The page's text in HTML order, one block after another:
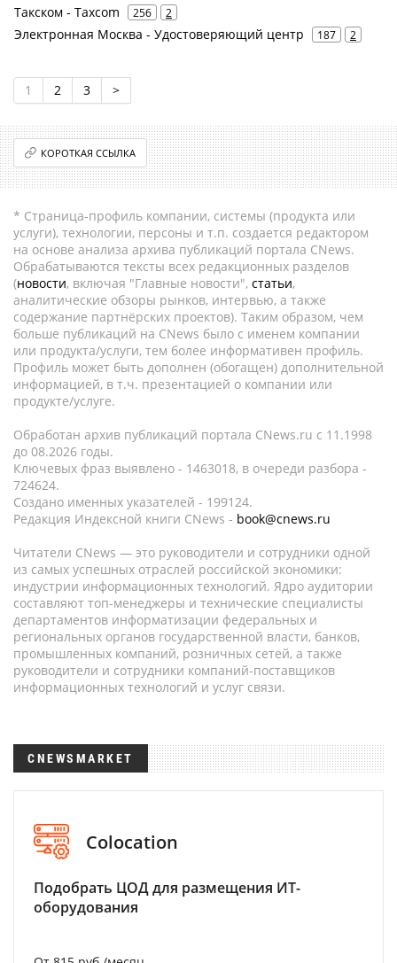
Такском - Taxcom 256 2
Электронная Москва - Удостоверяющий центр 187 2
1 2 3 >
КОРОТКАЯ ССЫЛКА
* Страница-профиль компании, системы (продукта или
услуги), технологии, персоны и т.п. создается редактором
на основе анализа архива публикаций портала CNews.
Обрабатываются тексты всех редакционных разделов
(новости, включая "Главные новости", статьи,
аналитические обзоры рынков, интервью, а также
содержание партнёрских проектов). Таким образом, чем
больше публикаций на CNews было с именем компании
или продукта/услуги, тем более информативен профиль.
Профиль может быть дополнен (обогащен) дополнительной
информацией, в т.ч. презентацией о компании или
продукте/услуге.
Обработан архив публикаций портала CNews.ru c 11.1998
до 08.2026 годы.
Ключевых фраз выявлено - 1463018, в очереди разбора -
724624.
Создано именных указателей - 199124.
Редакция Индексной книги CNews - book@cnews.ru
Читатели CNews — это руководители и сотрудники одной
из самых успешных отраслей российской экономики:
индустрии информационных технологий. Ядро аудитории
составляют топ-менеджеры и технические специалисты
департаментов информатизации федеральных и
региональных органов государственной власти, банков,
промышленных компаний, розничных сетей, а также
руководители и сотрудники компаний-поставщиков
информационных технологий и услуг связи.
CNEWSMARKET
Colocation
Подобрать ЦОД для размещения ИТ-
оборудования